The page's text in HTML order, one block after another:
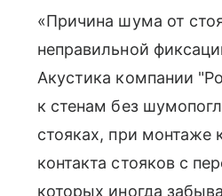
«Причина шума от
неправильной
Акустика компании
к стенам без
стояках, при монтаже
контакта стояков с
которых иногда